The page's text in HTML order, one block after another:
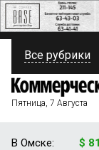
ПОЛИТИКА
ФИНАНСЫ
Все рубрики
Пятница, 7 Августа
В Омске: $